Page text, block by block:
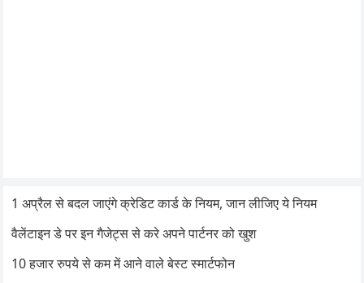
1 अप्रैल से बदल जाएंगे क्रेडिट कार्ड के नियम, जान लीजिए ये नियम
वैलेंटाइन डे पर इन गैजेट्स से करे अपने पार्टनर को खुश
10 हजार रुपये से कम में आने वाले बेस्ट स्मार्टफोन